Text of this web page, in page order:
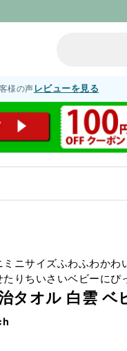
様の声 レビューを見る
ミニサイズふわふわかわ
たりちいさいベビーにぴ
タオル 白雲 ベ